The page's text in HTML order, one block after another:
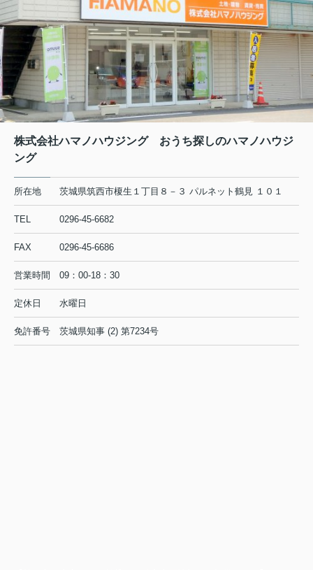
また、物件お問合せは、随時受付していますが
ご返答は、営業開始後のご連絡となります
宜しくお願い致します。
2024.01.29
こんにちは！！
これからいろいろな情報をアップしていきますので、是
非ご覧ください！
//hamano-housing.com/
☆★☆★☆★☆★☆★☆★☆★
なにかご不明点等あればお気軽にご連絡ください。
引き続きよろしくお願いします。
2023.08.01
下記休暇とさせていただきます。
株式会社ハマノハウジング おうち探しのハマノハウジ
ング
所在地 茨城県筑西市榎生１丁目８－３ パルネット鶴見 １０１
TEL 0296-45-6682
FAX 0296-45-6686
営業時間 09：00-18：30
定休日 水曜日
免許番号 茨城県知事 (2) 第7234号